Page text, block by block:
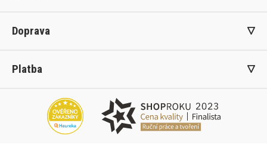
Doprava
Platba